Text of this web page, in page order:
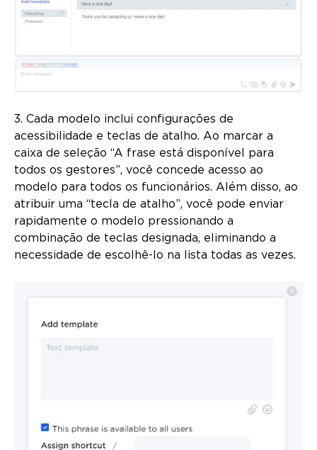
3. Cada modelo inclui configurações de
acessibilidade e teclas de atalho. Ao marcar a
caixa de seleção “A frase está disponível para
todos os gestores”, você concede acesso ao
modelo para todos os funcionários. Além disso, ao
atribuir uma “tecla de atalho”, você pode enviar
rapidamente o modelo pressionando a
combinação de teclas designada, eliminando a
necessidade de escolhê-lo na lista todas as vezes.